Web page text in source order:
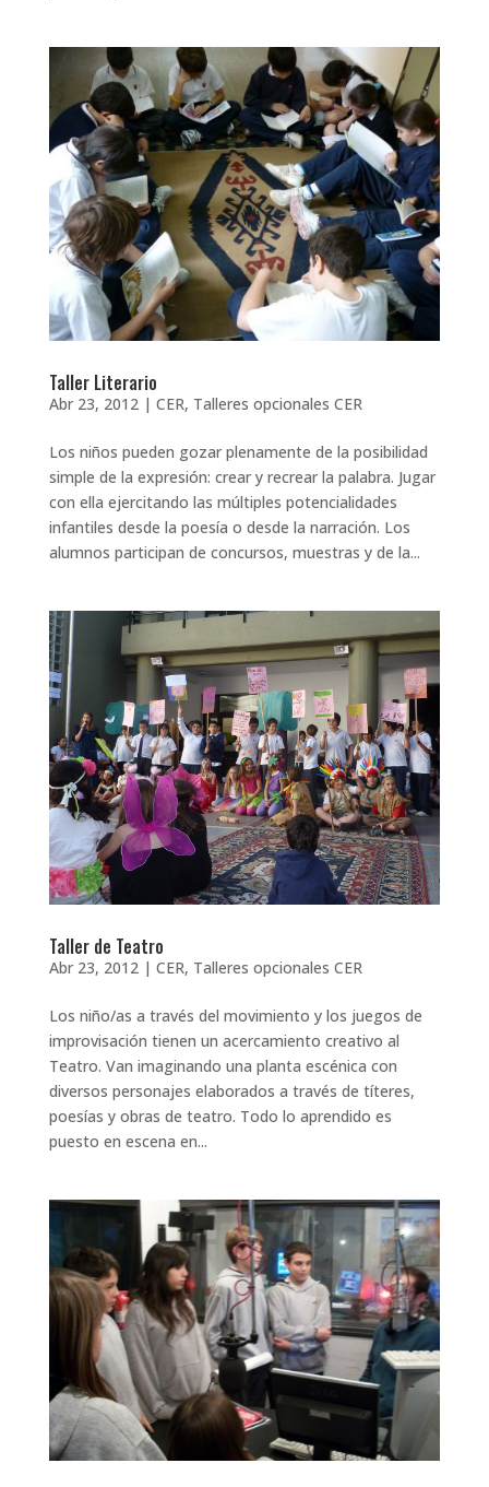
Taller Literario
Abr 23, 2012| CER, Talleres opcionales CER
Los niños pueden gozar plenamente de la posibilidad
simple de la expresión: crear y recrear la palabra. Jugar
con ella ejercitando las múltiples potencialidades
infantiles desde la poesía o desde la narración. Los
alumnos participan de concursos, muestras y de la...
Taller de Teatro
Abr 23, 2012| CER, Talleres opcionales CER
Los niño/as a través del movimiento y los juegos de
improvisación tienen un acercamiento creativo al
Teatro. Van imaginando una planta escénica con
diversos personajes elaborados a través de títeres,
poesías y obras de teatro. Todo lo aprendido es
puesto en escena en...